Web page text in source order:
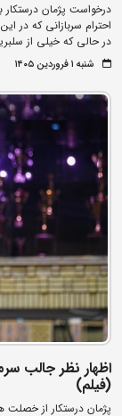
درخواست پژمان
احترام سربازانی که در
در حالی که خیلی از
شنبه ۱ فروردین ۱۴۰۵
اظهار نظر جالب
(فیلم)
پژمان درستکار از خصلت